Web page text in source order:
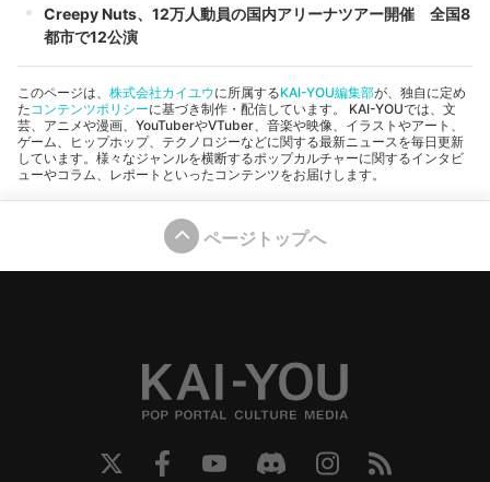
Creepy Nuts、12万人動員の国内アリーナツアー開催 全国8
都市で12公演
このページは、 株式会社カイユウに所属するKAI-YOU編集部が、独自に定め
たコンテンツポリシーに基づき制作・配信しています。 KAI-YOUでは、文
芸、アニメや漫画、YouTuberやVTuber、音楽や映像、イラストやアート、
ゲーム、ヒップホップ、テクノロジーなどに関する最新ニュースを毎日更新
しています。様々なジャンルを横断するポップカルチャーに関するインタビ
ューやコラム、レポートといったコンテンツをお届けします。
ページトップへ